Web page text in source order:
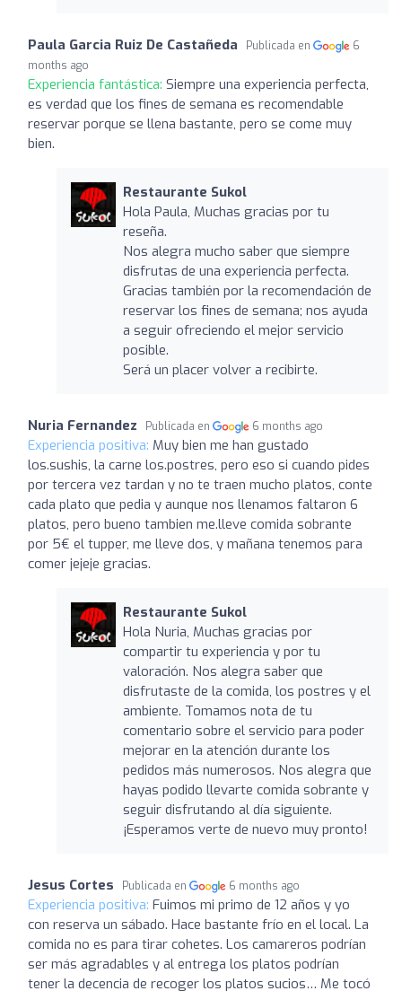
Paula Garcia Ruiz De Castañeda Publicada en
6
months ago
Experiencia fantástica: Siempre una experiencia perfecta,
es verdad que los fines de semana es recomendable
reservar porque se llena bastante, pero se come muy
bien.
Restaurante Sukol
Hola Paula, Muchas gracias por tu
reseña.
Nos alegra mucho saber que siempre
disfrutas de una experiencia perfecta.
Gracias también por la recomendación de
reservar los fines de semana; nos ayuda
a seguir ofreciendo el mejor servicio
posible.
Será un placer volver a recibirte.
Nuria Fernandez Publicada en 6 months ago
Experiencia positiva: Muy bien me han gustado
los.sushis, la carne los.postres, pero eso si cuando pides
por tercera vez tardan y no te traen mucho platos, conte
cada plato que pedia y aunque nos llenamos faltaron 6
platos, pero bueno tambien me.lleve comida sobrante
por 5€ el tupper, me lleve dos, y mañana tenemos para
comer jejeje gracias.
Restaurante Sukol
Hola Nuria, Muchas gracias por
compartir tu experiencia y por tu
valoración. Nos alegra saber que
disfrutaste de la comida, los postres y el
ambiente. Tomamos nota de tu
comentario sobre el servicio para poder
mejorar en la atención durante los
pedidos más numerosos. Nos alegra que
hayas podido llevarte comida sobrante y
seguir disfrutando al día siguiente.
¡Esperamos verte de nuevo muy pronto!
Jesus Cortes Publicada en 6 months ago
Experiencia positiva: Fuimos mi primo de 12 años y yo
con reserva un sábado. Hace bastante frío en el local. La
comida no es para tirar cohetes. Los camareros podrían
ser más agradables y al entrega los platos podrían
tener la decencia de recoger los platos sucios… Me tocó